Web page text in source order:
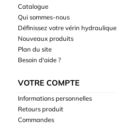
Catalogue
Qui sommes-nous
Définissez votre vérin hydraulique
Nouveaux produits
Plan du site
Besoin d'aide ?
VOTRE COMPTE
Informations personnelles
Retours produit
Commandes